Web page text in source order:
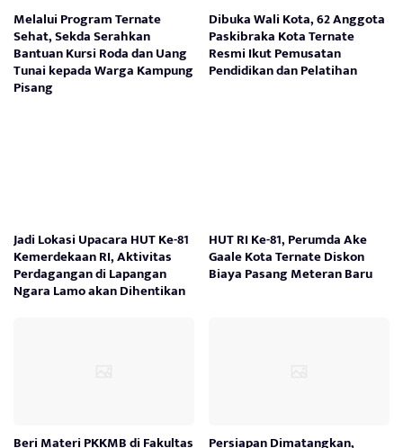
Melalui Program Ternate
Sehat, Sekda Serahkan
Bantuan Kursi Roda dan Uang
Tunai kepada Warga Kampung
Pisang
Dibuka Wali Kota, 62 Anggota
Paskibraka Kota Ternate
Resmi Ikut Pemusatan
Pendidikan dan Pelatihan
Jadi Lokasi Upacara HUT Ke-81
Kemerdekaan RI, Aktivitas
Perdagangan di Lapangan
Ngara Lamo akan Dihentikan
HUT RI Ke-81, Perumda Ake
Gaale Kota Ternate Diskon
Biaya Pasang Meteran Baru
Beri Materi PKKMB di Fakultas Persiapan Dimatangkan,